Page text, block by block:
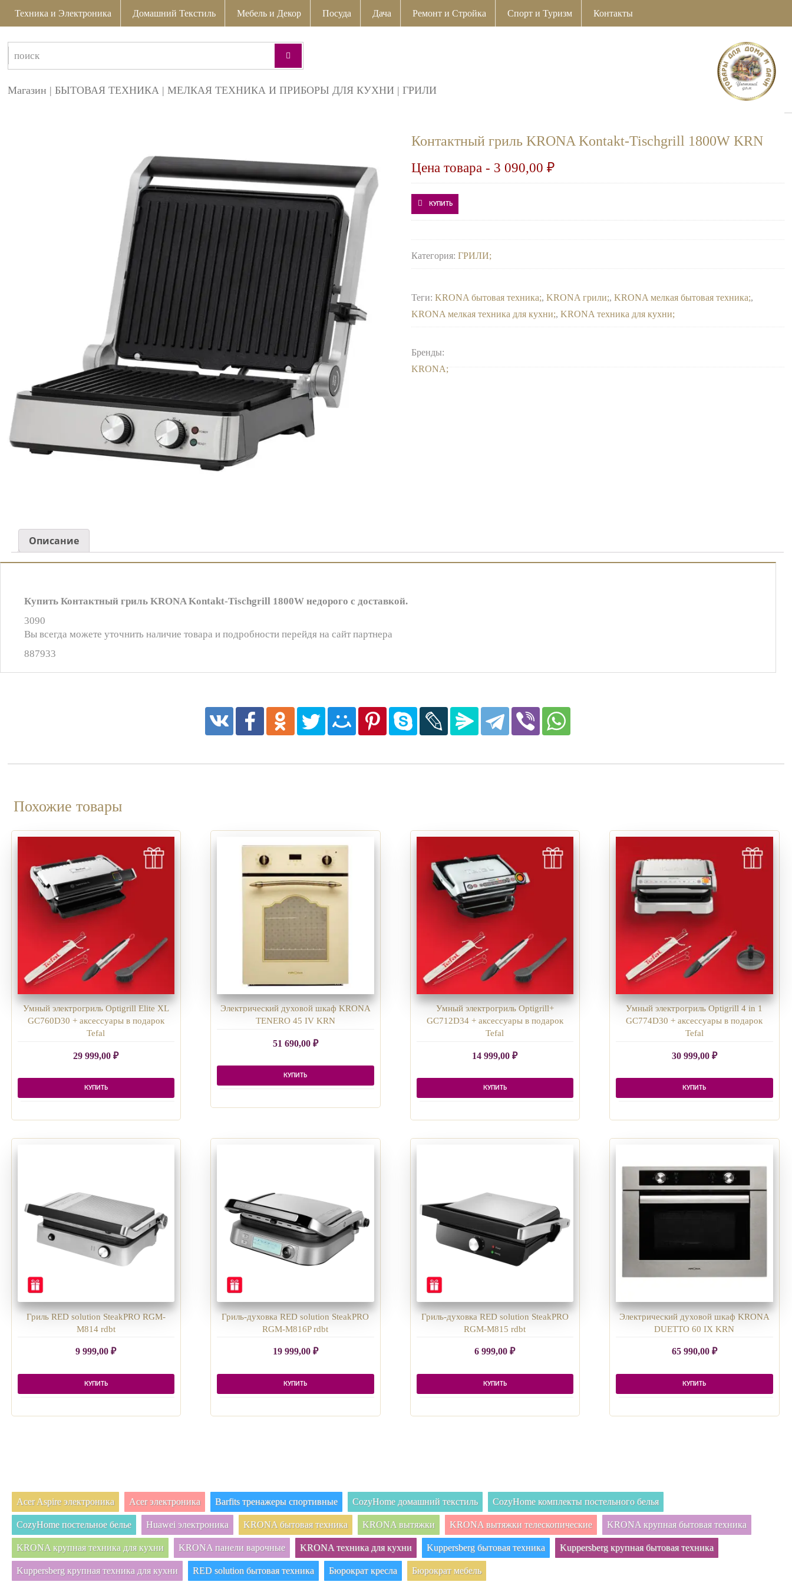
Техника и Электроника Домашний Текстиль Мебель и Декор Посуда Дача Ремонт и Стройка Спорт и Туризм Контакты
Магазин |БЫТОВАЯ ТЕХНИКА |МЕЛКАЯ ТЕХНИКА И ПРИБОРЫ ДЛЯ КУХНИ |ГРИЛИ
Контактный гриль KRONA Kontakt-Tischgrill 1800W KRN
Цена товара - 3 090,00₽
КУПИТЬ
Категория:ГРИЛИ
Теги:KRONA бытовая техника ,KRONA грили ,KRONA мелкая бытовая техника ,
KRONA мелкая техника для кухни ,KRONA техника для кухни
Бренды:
KRONA
Описание
Купить Контактный гриль KRONA Kontakt-Tischgrill 1800W недорого с доставкой.
3090
Вы всегда можете уточнить наличие товара и подробности перейдя на сайт партнера
887933
Похожие товары
Умный электрогриль Optigrill Elite XL
GC760D30 + аксессуары в подарок
Tefal
29 999,00₽
КУПИТЬ
Электрический духовой шкаф KRONA
TENERO 45 IV KRN
51 690,00 ₽
КУПИТЬ
Умный электрогриль Optigrill+
GC712D34 + аксессуары в подарок
Tefal
14 999,00₽
КУПИТЬ
Умный электрогриль Optigrill 4 in 1
GC774D30 + аксессуары в подарок
Tefal
30 999,00 ₽
КУПИТЬ
Гриль RED solution SteakPRO RGM-
M814 rdbt
9 999,00₽
КУПИТЬ
Гриль-духовка RED solution SteakPRO
RGM-M816P rdbt
19 999,00 ₽
КУПИТЬ
Гриль-духовка RED solution SteakPRO
RGM-M815 rdbt
6 999,00₽
КУПИТЬ
Электрический духовой шкаф KRONA
DUETTO 60 IX KRN
65 990,00 ₽
КУПИТЬ
Acer Aspire электроника Acer электроника Barfits тренажеры спортивные CozyHome домашний текстиль CozyHome комплекты постельного белья
CozyHome постельное белье Huawei электроника KRONA бытовая техника KRONA вытяжки KRONA вытяжки телескопические KRONA крупная бытовая техника
KRONA крупная техника для кухни KRONA панели варочные KRONA техника для кухни Kuppersberg бытовая техника Kuppersberg крупная бытовая техника
Kuppersberg крупная техника для кухни RED solution бытовая техника Бюрократ кресла Бюрократ мебель